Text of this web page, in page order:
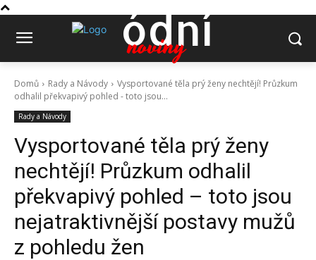
ódní
noviny
Domů Rady a Návody
Vysportované těla prý ženy nechtějí! Průzkum
odhalil překvapivý pohled - toto jsou...
Rady a Návody
Vysportované těla prý ženy
nechtějí! Průzkum odhalil
překvapivý pohled – toto jsou
nejatraktivnější postavy mužů
z pohledu žen